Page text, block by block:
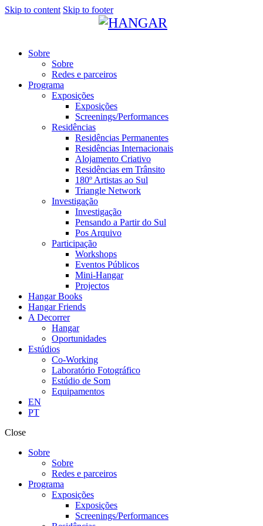
Skip to content Skip to footer
Sobre
Sobre
Redes e parceiros
Programa
Exposições
Exposições
Screenings/Performances
Residências
Residências Permanentes
Residências Internacionais
Alojamento Criativo
Residências em Trânsito
180º Artistas ao Sul
Triangle Network
Investigação
Investigação
Pensando a Partir do Sul
Pos Arquivo
Participação
Workshops
Eventos Públicos
Mini-Hangar
Projectos
Hangar Books
Hangar Friends
A Decorrer
Hangar
Oportunidades
Estúdios
Co-Working
Laboratório Fotográfico
Estúdio de Som
Equipamentos
EN
PT
Close
Sobre
Sobre
Redes e parceiros
Programa
Exposições
Exposições
Screenings/Performances